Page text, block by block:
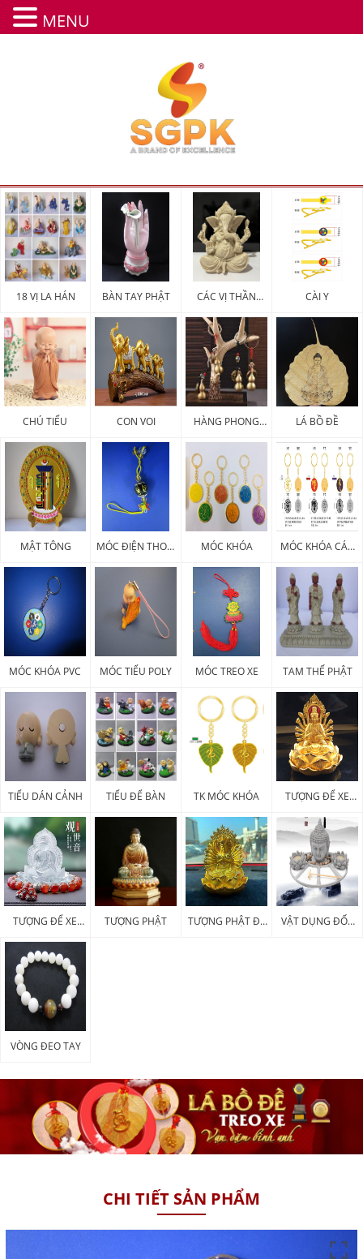
18 VỊ LA HÁN BÀN TAY PHẬT
CÁC VỊ THẦN
CÀI Y
CHÚ TIỂU CON VOI
HÀNG PHONG
LÁ BỒ ĐỀ
MẬT TÔNG
MÓC ĐIỆN THOẠI
MÓC KHÓA
MÓC KHÓA CÁC
MÓC KHÓA PVC MÓC TIỂU POLY MÓC TREO XE TAM THẾ PHẬT
TIỂU DÁN CẢNH TIỂU ĐỂ BÀN TK MÓC KHÓA
TƯỢNG ĐỂ XE
TƯỢNG ĐỂ XE
TƯỢNG PHẬT
TƯỢNG PHẬT ĐỂ
VẬT DỤNG ĐỐT
VÒNG ĐEO TAY
CHI TIẾT SẢN PHẨM
MENU